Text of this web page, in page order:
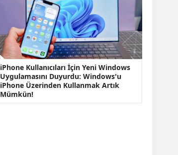
iPhone Kullanıcıları İçin Yeni Windows
Uygulamasını Duyurdu: Windows'u
iPhone Üzerinden Kullanmak Artık
Mümkün!